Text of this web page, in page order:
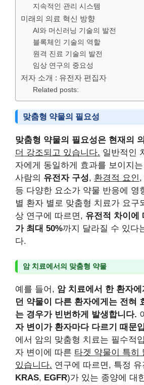
지속적인 관리 시스템
미래의 의료 혁신 방향
AI와 머신러닝 기술의 발전
블록체인 기술의 역할
원격 진료 기술의 발전
임상 연구의 중요성
저자 소개 : 유전자 편집자
Related posts:
맞춤형 약물의 필요성
맞춤형 약물의 필요성은 현재의
더 강조되고 있습니다. 일반적인
자에게 동일하게 효과를 보이지
사람의 유전자 구성, 환경적 요인 ,
등 다양한 요소가 약물 반응에 영
별 환자 별로 맞춤형 치료가 요구
상 연구에 따르면, 유전적 차이에
가 최대 50%까지 달라질 수 있다
다.
암 치료에서의 맞춤형 약물
예를 들어, 암 치료에서 한 환자
던 약물이 다른 환자에게는 전혀
는 경우가 빈번하게 발생합니다.
자 변이가 환자마다 다르기 때문
에서 암의 맞춤형 치료는 필수적
자 변이에 따른 타겟 약물이 특히
있습니다. 연구에 따르면, 특정
KRAS, EGFR)가 있는 종양에 대